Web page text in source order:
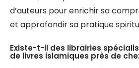
d’auteurs pour enrichir sa
et approfondir sa pratique
Existe-t-il des librairies
de livres islamiques près de